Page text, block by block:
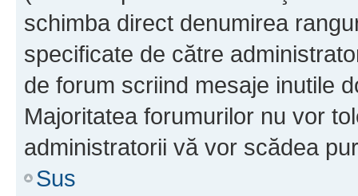
schimba direct denumirea
specificate de către
de forum scriind mesaje inutile
Majoritatea forumurilor nu vor
administratorii vă vor scădea
Sus